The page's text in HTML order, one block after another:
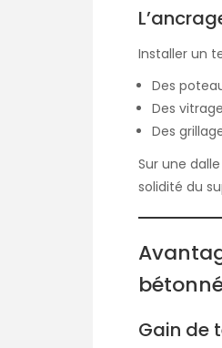
Installer un
Des
Des
Des
Sur une
solidité du
Gain de